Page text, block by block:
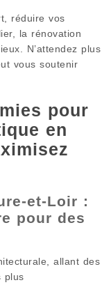
réduire vos
la rénovation
N’attendez plus
vous soutenir
pour
en
et-Loir :
pour des
allant des
plus